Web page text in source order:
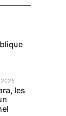
les